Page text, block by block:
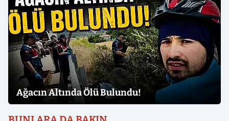
Ağacın Altında Ölü Bulundu!